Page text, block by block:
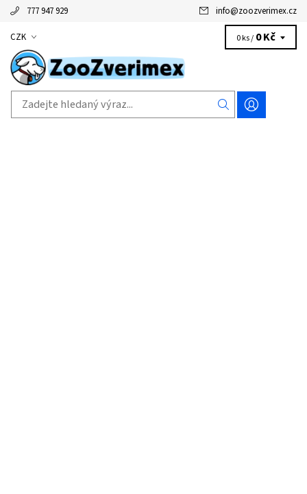
777 947 929 info@zoozverimex.cz
CZK 0 ks / 0 Kč